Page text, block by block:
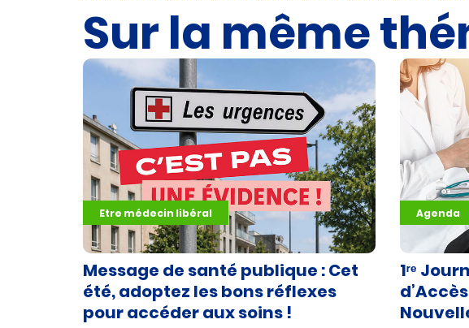
Sur la même
Message de santé publique : Cet
été, adoptez les bons réflexes
pour accéder aux soins !
Etre médecin libéral
1ʳᵉ
Agenda